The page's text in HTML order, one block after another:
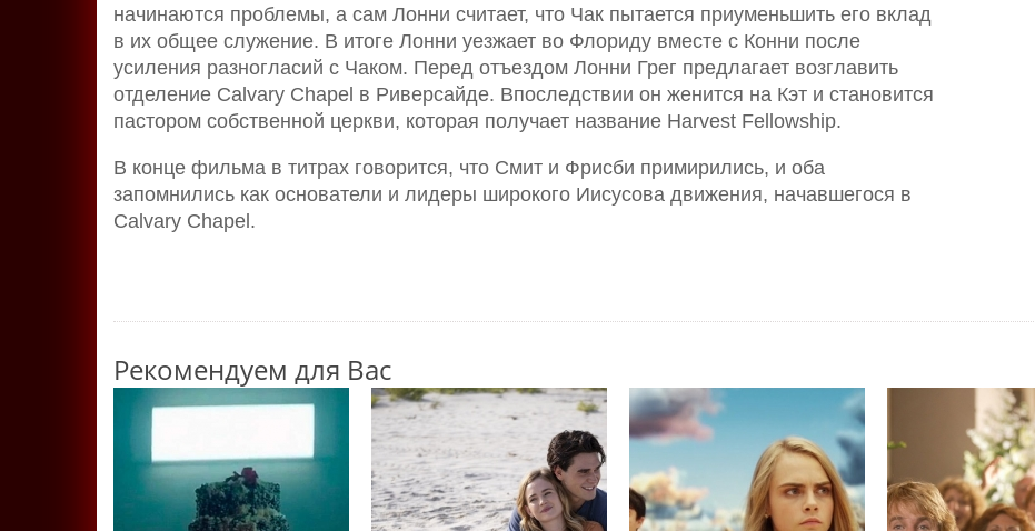
начинаются проблемы, а сам Лонни считает, что Чак пытается приуменьшить его вклад
в их общее служение. В итоге Лонни уезжает во Флориду вместе с Конни после
усиления разногласий с Чаком. Перед отъездом Лонни Грег предлагает возглавить
отделение Calvary Chapel в Риверсайде. Впоследствии он женится на Кэт и становится
пастором собственной церкви, которая получает название Harvest Fellowship.
В конце фильма в титрах говорится, что Смит и Фрисби примирились, и оба
запомнились как основатели и лидеры широкого Иисусова движения, начавшегося в
Calvary Chapel.
Рекомендуем для Вас